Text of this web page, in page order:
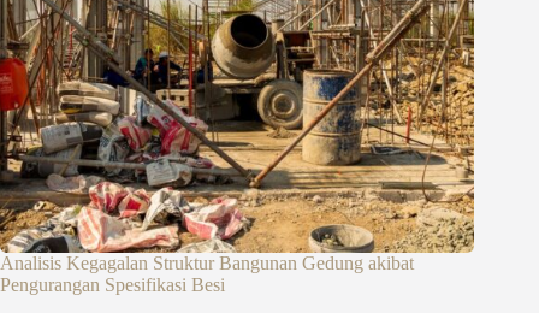
Analisis Kegagalan Struktur Bangunan Gedung akibat
Pengurangan Spesifikasi Besi